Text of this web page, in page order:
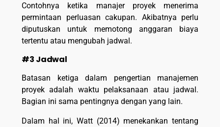
Contohnya ketika manajer proyek menerima
permintaan perluasan cakupan. Akibatnya perlu
diputuskan untuk memotong anggaran biaya
tertentu atau mengubah jadwal.
#3 Jadwal
Batasan ketiga dalam pengertian manajemen
proyek adalah waktu pelaksanaan atau jadwal.
Bagian ini sama pentingnya dengan yang lain.
Dalam hal ini, Watt (2014) menekankan tentang